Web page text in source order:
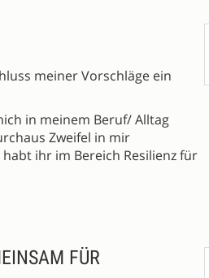
meiner Vorschläge ein
in meinem Beruf/ Alltag
Zweifel in mir
ihr im Bereich Resilienz für
FÜR